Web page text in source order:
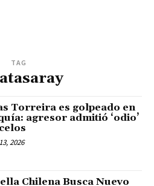
TAG
Torreira es golpeado en
agresor admitió ‘odio’
2026
Chilena Busca Nuevo